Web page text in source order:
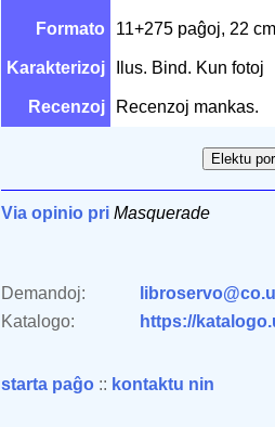
Formato 11+275 paĝoj, 22
Karakterizoj Ilus. Bind. Kun fotoj
Recenzoj Recenzoj mankas.
Via opinio pri Masquerade
Demandoj:
Katalogo:
https://
starta paĝo :: kontaktu nin